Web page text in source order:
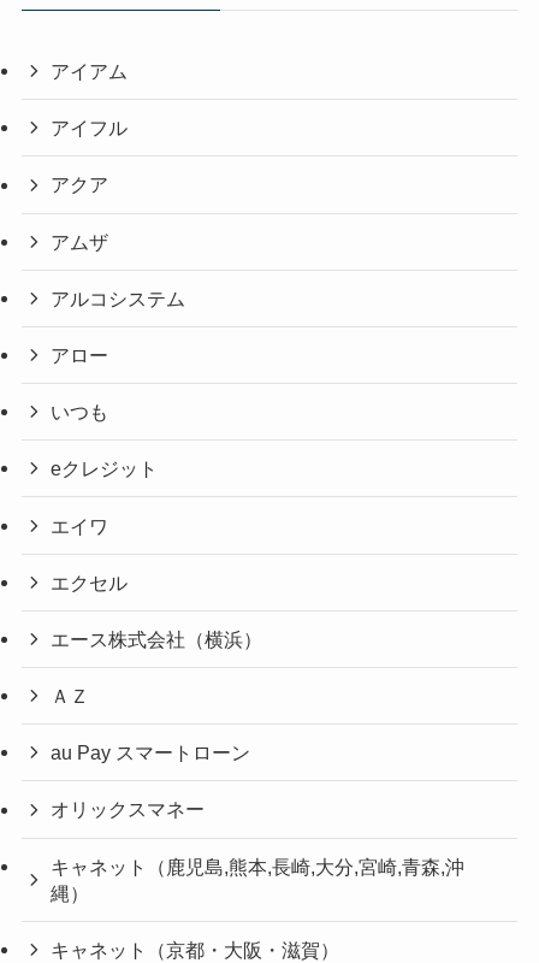
アイアム
アイフル
アクア
アムザ
アルコシステム
アロー
いつも
eクレジット
エイワ
エクセル
エース株式会社（横浜）
ＡＺ
au Pay スマートローン
オリックスマネー
キャネット（鹿児島,熊本,長崎,大分,宮崎,青森,沖
縄）
キャネット（京都・大阪・滋賀）